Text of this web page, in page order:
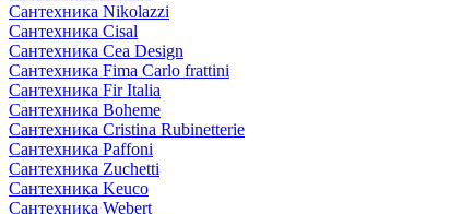
Сантехника Nikolazzi
Сантехника Cisal
Сантехника Cea Design
Сантехника Fima Carlo frattini
Сантехника Fir Italia
Сантехника Boheme
Сантехника Cristina Rubinetterie
Сантехника Paffoni
Сантехника Zuchetti
Сантехника Keuco
Сантехника Webert